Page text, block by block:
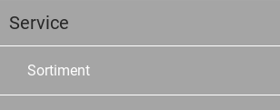
Service
Sortiment